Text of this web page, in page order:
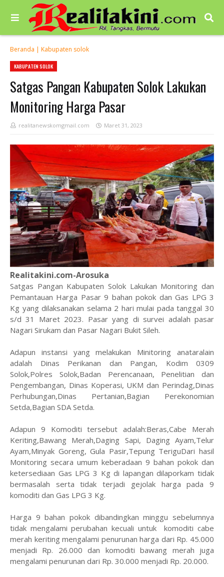
Beranda | Kabupaten solok
KABUPATEN SOLOK
Satgas Pangan Kabupaten Solok Lakukan
Monitoring Harga Pasar
realitanewskomgmail.com Maret 31, 2023
Realitakini.com-Arosuka
Satgas Pangan Kabupaten Solok Lakukan Monitoring dan
Pemantauan Harga Pasar 9 bahan pokok dan Gas LPG 3
Kg yang dilaksanakan selama 2 hari mulai pada tanggal 30
s/d 31 Maret 2023. Pasar yang di survei adalah pasar
Nagari Sirukam dan Pasar Nagari Bukit Sileh.
Adapun instansi yang melakukan Minitoring anataralain
adalah Dinas Perikanan dan Pangan, Kodim 0309
Solok,Polres Solok,Badan Perencanaan, Penelitian dan
Pengembangan, Dinas Koperasi, UKM dan Perindag,Dinas
Perhubungan,Dinas Pertanian,Bagian Perekonomian
Setda,Bagian SDA Setda.
Adapun 9 Komoditi tersebut adalah:Beras,Cabe Merah
Keriting,Bawang Merah,Daging Sapi, Daging Ayam,Telur
Ayam,Minyak Goreng, Gula Pasir,Tepung TeriguDari hasil
Monitoring secara umum keberadaan 9 bahan pokok dan
ketersediaan Gas LPG 3 Kg di lapangan dilaporkam tidak
bermasalah serta tidak terjadi gejolak harga pada 9
komoditi dan Gas LPG 3 Kg.
Harga 9 bahan pokok dibandingkan minggu sebelumnya
tidak mengalami perubahan kecuali untuk komoditi cabe
merah keriting mengalami penurunan harga dari Rp. 45.000
menjadi Rp. 26.000 dan komoditi bawang merah juga
mengalami penurunan dari Rp. 30.000 menjadi Rp. 20.000.